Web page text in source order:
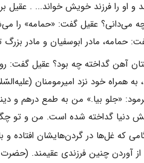
و او را فرزند خویش خواند... .
من چه می‌دانی؟ عقیل گفت:
مادر ابوسفیان و مادر
آهن گداخته چه بود؟ عقیل گفت:
همراه خود نزد امیرمومنان
«جلو بیا.» من به طمع درهم و
دنیا گداخته شده است. من و تو
که غل‌ها در گردن‌هایشان افتاده
از آوردن چنین فرزندی عقیمند.